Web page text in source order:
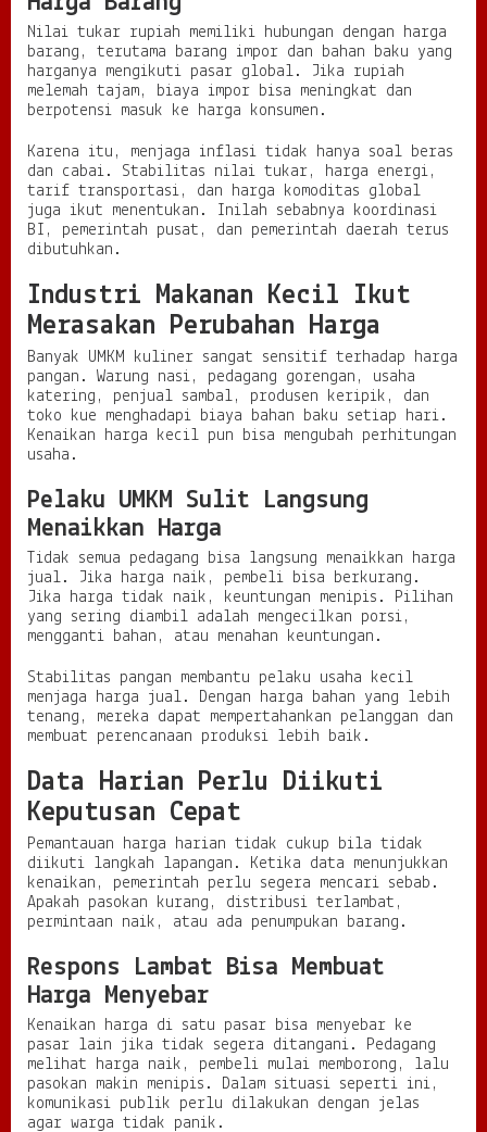
Nilai tukar rupiah memiliki hubungan dengan harga
barang, terutama barang impor dan bahan baku yang
harganya mengikuti pasar global. Jika rupiah
melemah tajam, biaya impor bisa meningkat dan
berpotensi masuk ke harga konsumen.
Karena itu, menjaga inflasi tidak hanya soal beras
dan cabai. Stabilitas nilai tukar, harga energi,
tarif transportasi, dan harga komoditas global
juga ikut menentukan. Inilah sebabnya koordinasi
BI, pemerintah pusat, dan pemerintah daerah terus
dibutuhkan.
Industri Makanan Kecil Ikut
Merasakan Perubahan Harga
Banyak UMKM kuliner sangat sensitif terhadap harga
pangan. Warung nasi, pedagang gorengan, usaha
katering, penjual sambal, produsen keripik, dan
toko kue menghadapi biaya bahan baku setiap hari.
Kenaikan harga kecil pun bisa mengubah perhitungan
usaha.
Pelaku UMKM Sulit Langsung
Menaikkan Harga
Tidak semua pedagang bisa langsung menaikkan harga
jual. Jika harga naik, pembeli bisa berkurang.
Jika harga tidak naik, keuntungan menipis. Pilihan
yang sering diambil adalah mengecilkan porsi,
mengganti bahan, atau menahan keuntungan.
Stabilitas pangan membantu pelaku usaha kecil
menjaga harga jual. Dengan harga bahan yang lebih
tenang, mereka dapat mempertahankan pelanggan dan
membuat perencanaan produksi lebih baik.
Data Harian Perlu Diikuti
Keputusan Cepat
Pemantauan harga harian tidak cukup bila tidak
diikuti langkah lapangan. Ketika data menunjukkan
kenaikan, pemerintah perlu segera mencari sebab.
Apakah pasokan kurang, distribusi terlambat,
permintaan naik, atau ada penumpukan barang.
Respons Lambat Bisa Membuat
Harga Menyebar
Kenaikan harga di satu pasar bisa menyebar ke
pasar lain jika tidak segera ditangani. Pedagang
melihat harga naik, pembeli mulai memborong, lalu
pasokan makin menipis. Dalam situasi seperti ini,
komunikasi publik perlu dilakukan dengan jelas
agar warga tidak panik.